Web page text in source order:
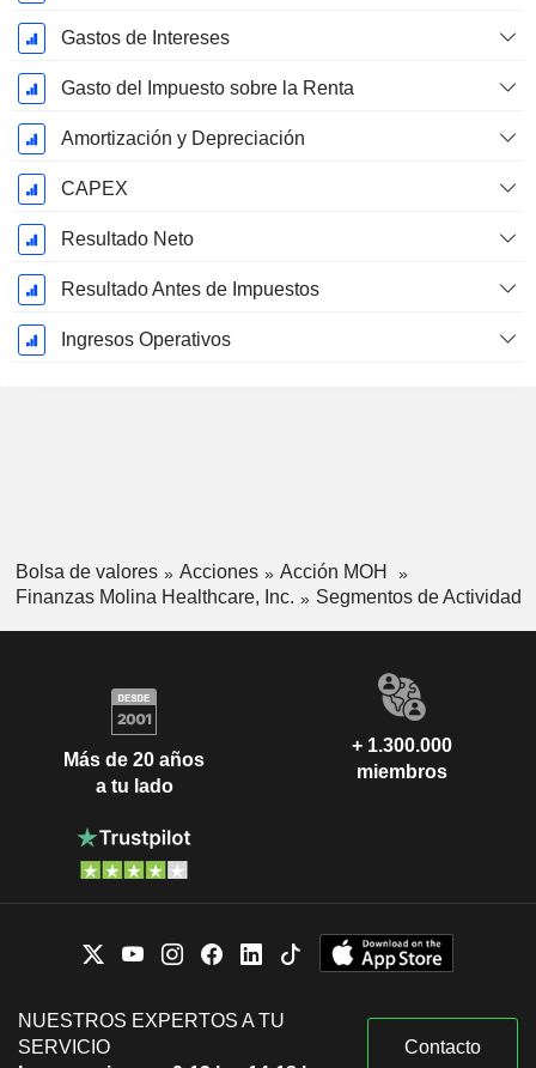
Gastos de Intereses
Gasto del Impuesto sobre la Renta
Amortización y Depreciación
CAPEX
Resultado Neto
Resultado Antes de Impuestos
Ingresos Operativos
Bolsa de valores Acciones
Acción MOH
Finanzas Molina Healthcare, Inc.
Segmentos de Actividad
Más de 20 años
a tu lado
+ 1.300.000
miembros
NUESTROS EXPERTOS A TU
SERVICIO
Contacto